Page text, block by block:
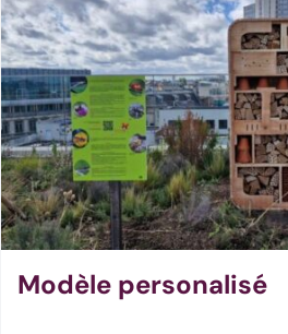
Modèle personalisé